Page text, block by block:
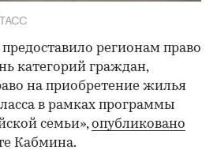
регионам право
категорий граждан,
на приобретение жилья
в рамках программы
семьи»,опубликовано
Кабмина.